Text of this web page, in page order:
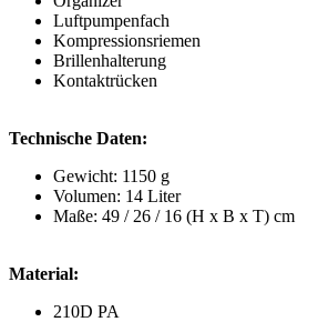
Luftpumpenfach
Kompressionsriemen
Brillenhalterung
Kontaktrücken
Technische Daten:
Gewicht: 1150 g
Volumen: 14 Liter
Maße: 49 / 26 / 16 (H x B x T) cm
Material:
210D PA